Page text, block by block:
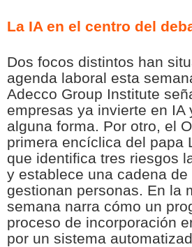
La IA en el centro del
Dos focos distintos han
agenda laboral esta
Adecco Group Institute
empresas ya invierte en
alguna forma. Por otro, el
primera encíclica del papa
que identifica tres riesgos
y establece una cadena
gestionan personas. En la
semana narra cómo un
proceso de incorporación
por un sistema